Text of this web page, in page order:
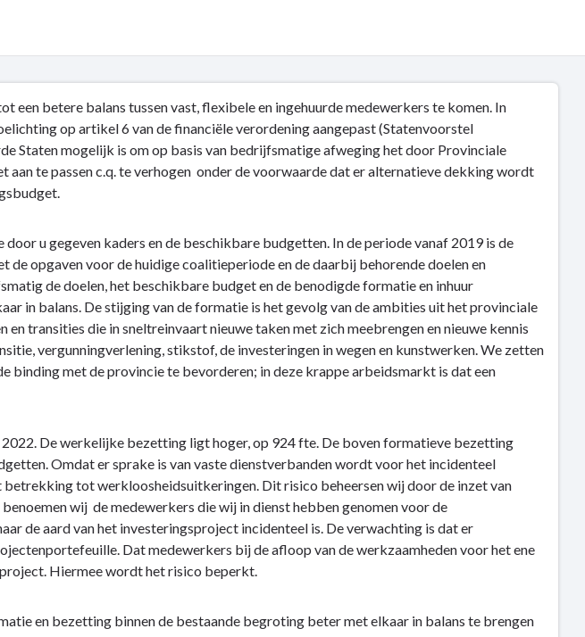
een betere balans tussen vast, flexibele en ingehuurde medewerkers te komen. In
op artikel 6 van de financiële verordening aangepast (Statenvoorstel
Staten mogelijk is om op basis van bedrijfsmatige afweging het door Provinciale
aan te passen c.q. te verhogen onder de voorwaarde dat er alternatieve dekking wordt
u gegeven kaders en de beschikbare budgetten. In de periode vanaf 2019 is de
opgaven voor de huidige coalitieperiode en de daarbij behorende doelen en
de doelen, het beschikbare budget en de benodigde formatie en inhuur
in balans. De stijging van de formatie is het gevolg van de ambities uit het provinciale
transities die in sneltreinvaart nieuwe taken met zich meebrengen en nieuwe kennis
vergunningverlening, stikstof, de investeringen in wegen en kunstwerken. We zetten
binding met de provincie te bevorderen; in deze krappe arbeidsmarkt is dat een
De werkelijke bezetting ligt hoger, op 924 fte. De boven formatieve bezetting
Omdat er sprake is van vaste dienstverbanden wordt voor het incidenteel
tot werkloosheidsuitkeringen. Dit risico beheersen wij door de inzet van
wij de medewerkers die wij in dienst hebben genomen voor de
de aard van het investeringsproject incidenteel is. De verwachting is dat er
Dat medewerkers bij de afloop van de werkzaamheden voor het ene
Hiermee wordt het risico beperkt.
en bezetting binnen de bestaande begroting beter met elkaar in balans te brengen